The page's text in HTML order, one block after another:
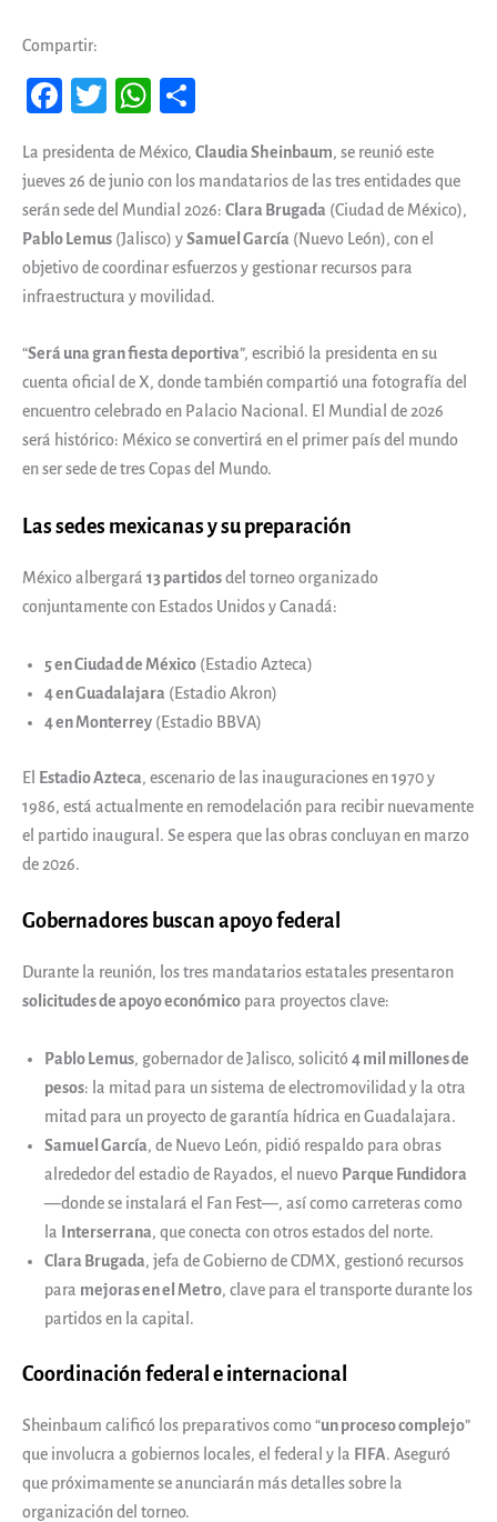
Compartir:
Fa
b
oo
k
T
tt
er
W
ts
A
pp
pa
rti
r
La presidenta de México, Claudia Sheinbaum, se reunió este
jueves 26 de junio con los mandatarios de las tres entidades que
serán sede del Mundial 2026: Clara Brugada (Ciudad de México),
Pablo Lemus (Jalisco) ySamuel García (Nuevo León), con el
objetivo de coordinar esfuerzos y gestionar recursos para
infraestructura y movilidad.
“Será una gran fiesta deportiva”, escribió la presidenta en su
cuenta oficial de X, donde también compartió una fotografía del
encuentro celebrado en Palacio Nacional. El Mundial de 2026
será histórico: México se convertirá en el primer país del mundo
en ser sede de tres Copas del Mundo.
Las sedes mexicanas y su preparación
México albergará 13 partidosdel torneo organizado
conjuntamente con Estados Unidos y Canadá:
5 en Ciudad de México (Estadio Azteca)
4 en Guadalajara (Estadio Akron)
4 en Monterrey (Estadio BBVA)
El Estadio Azteca, escenario de las inauguraciones en 1970 y
1986, está actualmente en remodelación para recibir nuevamente
el partido inaugural. Se espera que las obras concluyan en marzo
de 2026.
Gobernadores buscan apoyo federal
Durante la reunión, los tres mandatarios estatales presentaron
solicitudes de apoyo económico para proyectos clave:
Pablo Lemus, gobernador de Jalisco, solicitó4 mil millones de
pesos: la mitad para un sistema de electromovilidad y la otra
mitad para un proyecto de garantía hídrica en Guadalajara.
Samuel García, de Nuevo León, pidió respaldo para obras
alrededor del estadio de Rayados, el nuevo Parque Fundidora
—donde se instalará el Fan Fest—, así como carreteras como
la
Interserrana, que conecta con otros estados del norte.
Clara Brugada, jefa de Gobierno de CDMX, gestionó recursos
para mejoras en el Metro, clave para el transporte durante los
partidos en la capital.
Coordinación federal e internacional
Sheinbaum calificó los preparativos como “un proceso complejo”
que involucra a gobiernos locales, el federal y la FIFA. Aseguró
que próximamente se anunciarán más detalles sobre la
organización del torneo.